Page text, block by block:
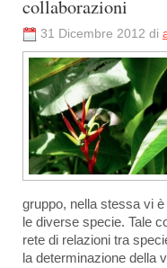
collaborazioni
31 Dicembre 2012 di
gruppo, nella stessa vi
le diverse specie. Tale
rete di relazioni tra
la determinazione della